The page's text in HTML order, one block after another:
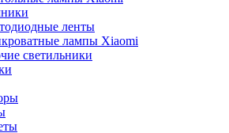
ленты
лампы Xiaomi
светильники